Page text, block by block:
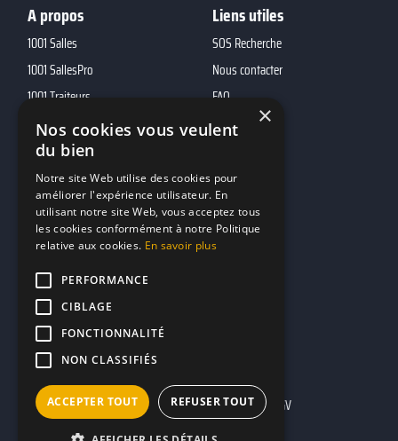
A propos
1001 Salles
1001 SallesPro
1001 Traiteurs
1001 DJ
10h01
MP2
Liens utiles
SOS Recherche
Nous contacter
FAQ
Contacts
marketing@reserverunbar.fr
11 rue Maurice Grandcoing
94200 Ivry-sur-Seine
Mentions légales CGU CGV
×
Nos cookies vous veulent
du bien
Notre site Web utilise des cookies pour
améliorer l'expérience utilisateur. En
utilisant notre site Web, vous acceptez tous
les cookies conformément à notre Politique
relative aux cookies. En savoir plus
PERFORMANCE
CIBLAGE
FONCTIONNALITÉ
NON CLASSIFIÉS
ACCEPTER TOUT REFUSER TOUT